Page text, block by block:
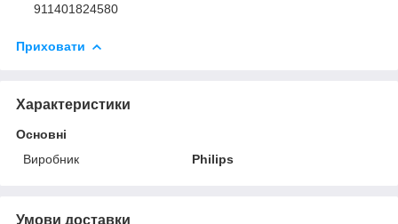
911401824580
Приховати
Характеристики
Основні
Виробник
Philips
Умови доставки